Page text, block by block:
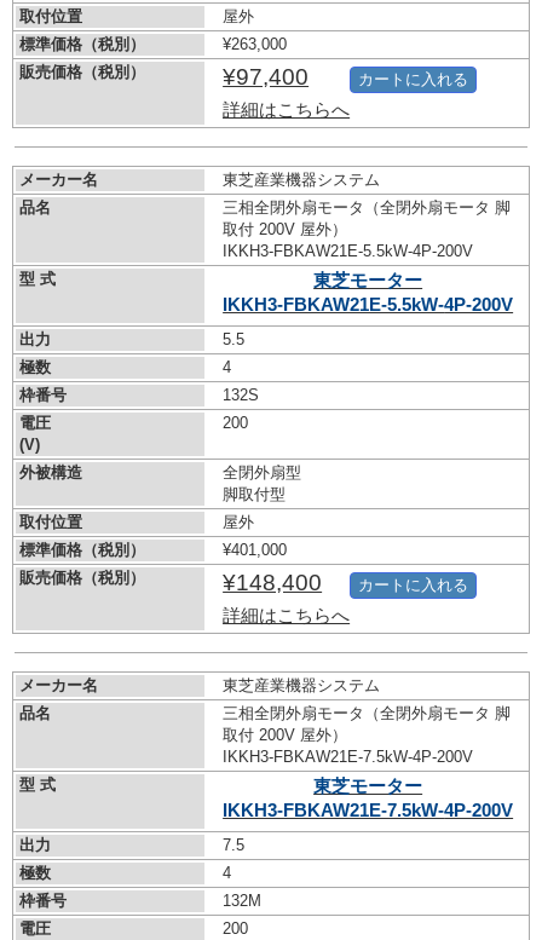
取付位置
屋外
標準価格（税別）
¥263,000
販売価格（税別）
¥97,400
詳細はこちらへ
カートに入れる
メーカー名
東芝産業機器システム
品名
三相全閉外扇モータ（全閉外扇モータ 脚
取付 200V 屋外）
IKKH3-FBKAW21E-5.5kW-4P-200V
型 式
東芝モーター
IKKH3-FBKAW21E-5.5kW-4P-200V
出力
5.5
極数
4
枠番号
132S
電圧
(V)
200
外被構造
全閉外扇型
脚取付型
取付位置
屋外
標準価格（税別）
¥401,000
販売価格（税別）
¥148,400
詳細はこちらへ
カートに入れる
メーカー名
東芝産業機器システム
品名
三相全閉外扇モータ（全閉外扇モータ 脚
取付 200V 屋外）
IKKH3-FBKAW21E-7.5kW-4P-200V
型 式
東芝モーター
IKKH3-FBKAW21E-7.5kW-4P-200V
出力
7.5
極数
4
枠番号
132M
電圧
200